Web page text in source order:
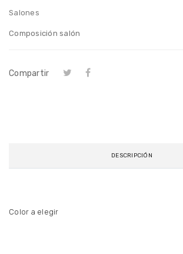
Salones
Composición salón
Compartir
DESCRIPCIÓN
Color a elegir